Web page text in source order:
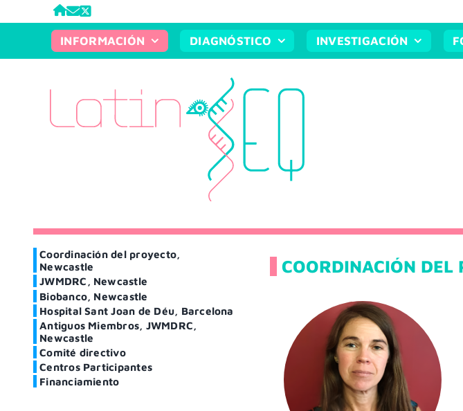
contenido
INFORMACIÓN DIAGNÓSTICO INVESTIGACIÓN
Coordinación del proyecto,
Newcastle
JWMDRC, Newcastle
Biobanco, Newcastle
Hospital Sant Joan de Déu, Barcelona
Antiguos Miembros, JWMDRC,
Newcastle
Comité directivo
Centros Participantes
Financiamiento
COORDINACIÓN DEL